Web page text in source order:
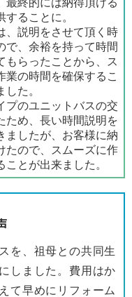
することに。
、説明をさせて頂く時
で、余裕を持って時間
もらったことから、ス
業の時間を確保するこ
た。
プのユニットバスの交
ため、長い時間説明を
ましたが、お客様に納
たので、スムーズに作
ことが出来ました。
を、祖母との共同生
しました。費用はか
て早めにリフォーム